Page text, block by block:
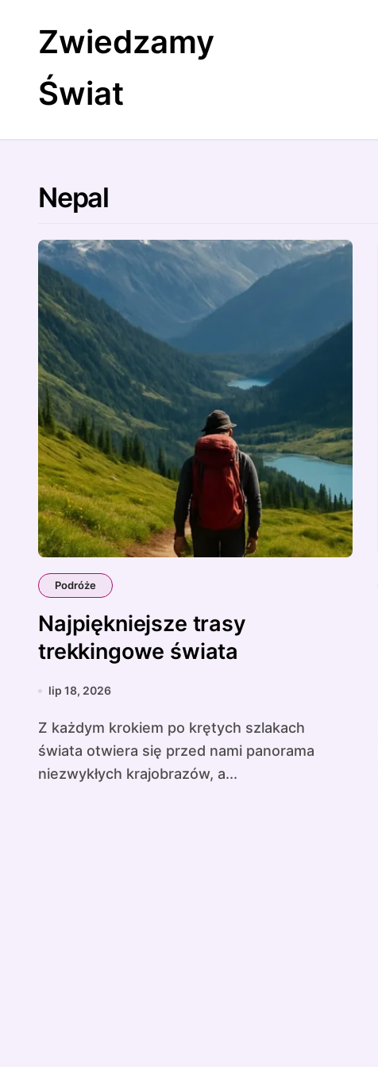
contentZwiedzamy
Świat
Nepal
Podróże
Najpiękniejsze trasy
trekkingowe świata
lip 18, 2026
Z każdym krokiem po krętych szlakach
świata otwiera się przed nami panorama
niezwykłych krajobrazów, a...